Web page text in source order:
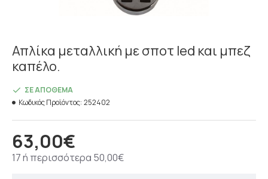
Απλίκα μεταλλική με σποτ led και μπεζ
καπέλο.
63,00€
17 ή περισσότερα 50,00€
ΣΕ ΑΠΌΘΕΜΑ
Κωδικός Προϊόντος: 252402